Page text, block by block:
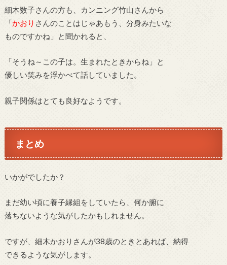
細木数子さんの方も、カンニング竹山さんから
「かおり さんのことはじゃあもう、分身みたいな
ものですかね」と聞かれると、
「そうね～この子は。生まれたときからね」と
優しい笑みを浮かべて話していました。
親子関係はとても良好なようです。
まとめ
いかがでしたか？
まだ幼い頃に養子縁組をしていたら、何か腑に
落ちないような気がしたかもしれません。
ですが、細木かおりさんが38歳のときとあれば、納得
できるような気がします。